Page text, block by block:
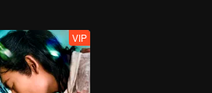
VIP